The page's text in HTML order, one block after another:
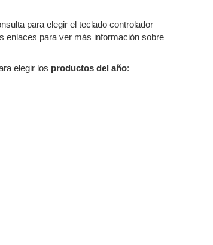
para elegir el teclado controlador
enlaces para ver más información sobre
elegir los productos del año: